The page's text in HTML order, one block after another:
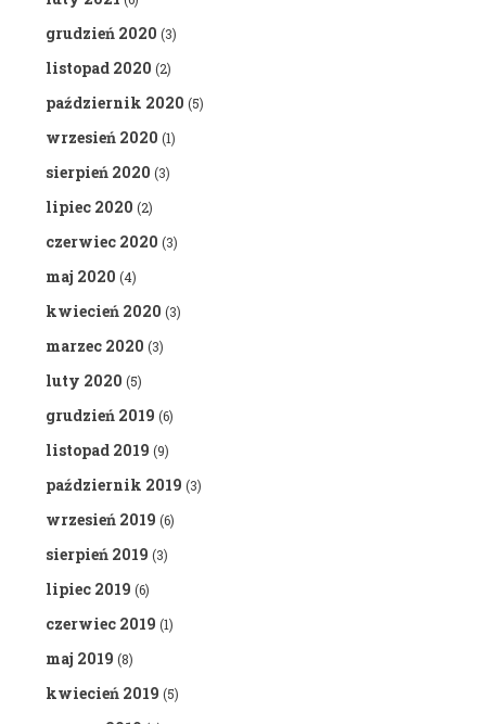
grudzień 2020 (3)
listopad 2020 (2)
październik 2020 (5)
wrzesień 2020 (1)
sierpień 2020 (3)
lipiec 2020 (2)
czerwiec 2020 (3)
maj 2020 (4)
kwiecień 2020 (3)
marzec 2020 (3)
luty 2020 (5)
grudzień 2019 (6)
listopad 2019 (9)
październik 2019 (3)
wrzesień 2019 (6)
sierpień 2019 (3)
lipiec 2019 (6)
czerwiec 2019 (1)
maj 2019 (8)
kwiecień 2019 (5)